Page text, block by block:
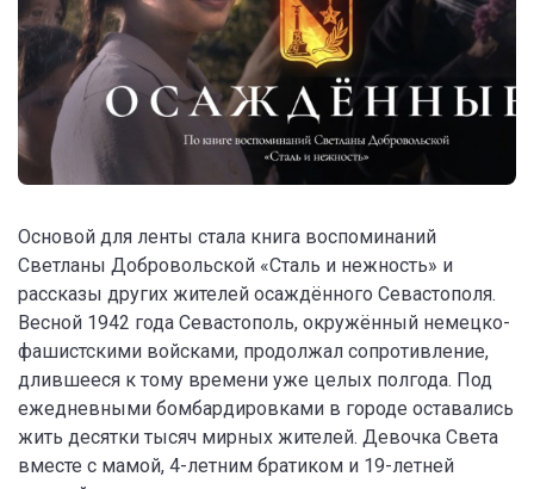
Основой для ленты стала книга воспоминаний
Светланы Добровольской «Сталь и нежность» и
рассказы других жителей осаждённого Севастополя.
Весной 1942 года Севастополь, окружённый немецко-
фашистскими войсками, продолжал сопротивление,
длившееся к тому времени уже целых полгода. Под
ежедневными бомбардировками в городе оставались
жить десятки тысяч мирных жителей. Девочка Света
вместе с мамой, 4-летним братиком и 19-летней